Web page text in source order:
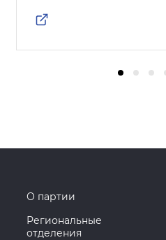
О партии
Региональные
отделения